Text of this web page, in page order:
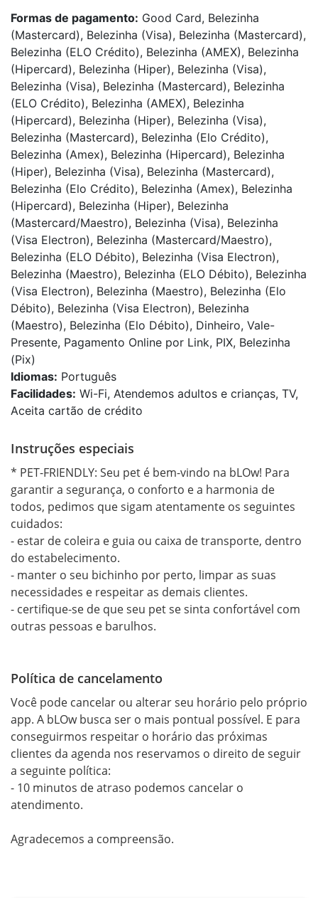
Formas de pagamento: Good Card, Belezinha
(Mastercard), Belezinha (Visa), Belezinha (Mastercard),
Belezinha (ELO Crédito), Belezinha (AMEX), Belezinha
(Hipercard), Belezinha (Hiper), Belezinha (Visa),
Belezinha (Visa), Belezinha (Mastercard), Belezinha
(ELO Crédito), Belezinha (AMEX), Belezinha
(Hipercard), Belezinha (Hiper), Belezinha (Visa),
Belezinha (Mastercard), Belezinha (Elo Crédito),
Belezinha (Amex), Belezinha (Hipercard), Belezinha
(Hiper), Belezinha (Visa), Belezinha (Mastercard),
Belezinha (Elo Crédito), Belezinha (Amex), Belezinha
(Hipercard), Belezinha (Hiper), Belezinha
(Mastercard/Maestro), Belezinha (Visa), Belezinha
(Visa Electron), Belezinha (Mastercard/Maestro),
Belezinha (ELO Débito), Belezinha (Visa Electron),
Belezinha (Maestro), Belezinha (ELO Débito), Belezinha
(Visa Electron), Belezinha (Maestro), Belezinha (Elo
Débito), Belezinha (Visa Electron), Belezinha
(Maestro), Belezinha (Elo Débito), Dinheiro, Vale-
Presente, Pagamento Online por Link, PIX, Belezinha
(Pix)
Idiomas: Português
Facilidades: Wi-Fi, Atendemos adultos e crianças, TV,
Aceita cartão de crédito
Instruções especiais
* PET-FRIENDLY: Seu pet é bem-vindo na bLOw! Para
garantir a segurança, o conforto e a harmonia de
todos, pedimos que sigam atentamente os seguintes
cuidados:
- estar de coleira e guia ou caixa de transporte, dentro
do estabelecimento.
- manter o seu bichinho por perto, limpar as suas
necessidades e respeitar as demais clientes.
- certifique-se de que seu pet se sinta confortável com
outras pessoas e barulhos.
Política de cancelamento
Você pode cancelar ou alterar seu horário pelo próprio
app. A bLOw busca ser o mais pontual possível. E para
conseguirmos respeitar o horário das próximas
clientes da agenda nos reservamos o direito de seguir
a seguinte política:
- 10 minutos de atraso podemos cancelar o
atendimento.
Agradecemos a compreensão.